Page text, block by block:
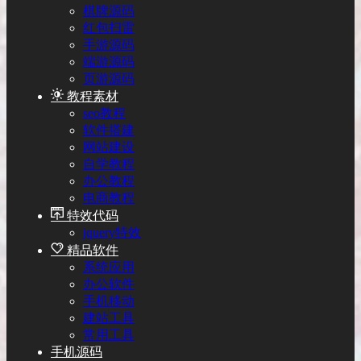
棋牌源码
红包扫雷
手游源码
端游源码
页游源码
教程素材
seo教程
软件搭建
网站建设
自学教程
办公教程
电商教程
特效代码
jquery特效
精品软件
系统应用
办公软件
手机移动
建站工具
常用工具
手机源码